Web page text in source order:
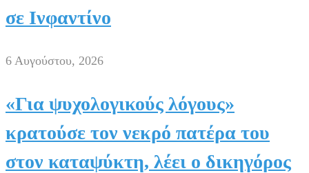
σε Ινφαντίνο
6 Αυγούστου, 2026
«Για ψυχολογικούς λόγους»
κρατούσε τον νεκρό πατέρα του
στον καταψύκτη, λέει ο δικηγόρος